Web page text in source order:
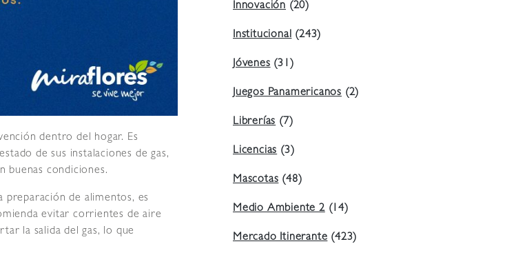
dentro del hogar. Es
de sus instalaciones de gas,
buenas condiciones.
preparación de alimentos, es
evitar corrientes de aire
la salida del gas, lo que
Innovación (20)
Institucional(243)
Jóvenes(31)
Juegos Panamericanos (2)
Librerías(7)
Licencias(3)
Mascotas(48)
Medio Ambiente 2(14)
Mercado Itinerante(423)